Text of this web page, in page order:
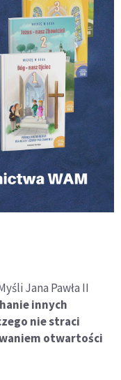
Jana Pawła II
innych
nie straci
otwartości